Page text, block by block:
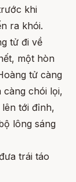
khi
ra khói.
tử đi về
một hòn
tử càng
càng chói lọi,
tới đỉnh,
lông sáng
trái táo